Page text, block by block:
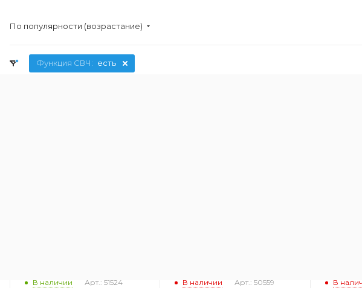
По популярности (возрастание)
Функция СВЧ: есть
В наличии Арт.: 51524 В наличии Арт.: 50559 В